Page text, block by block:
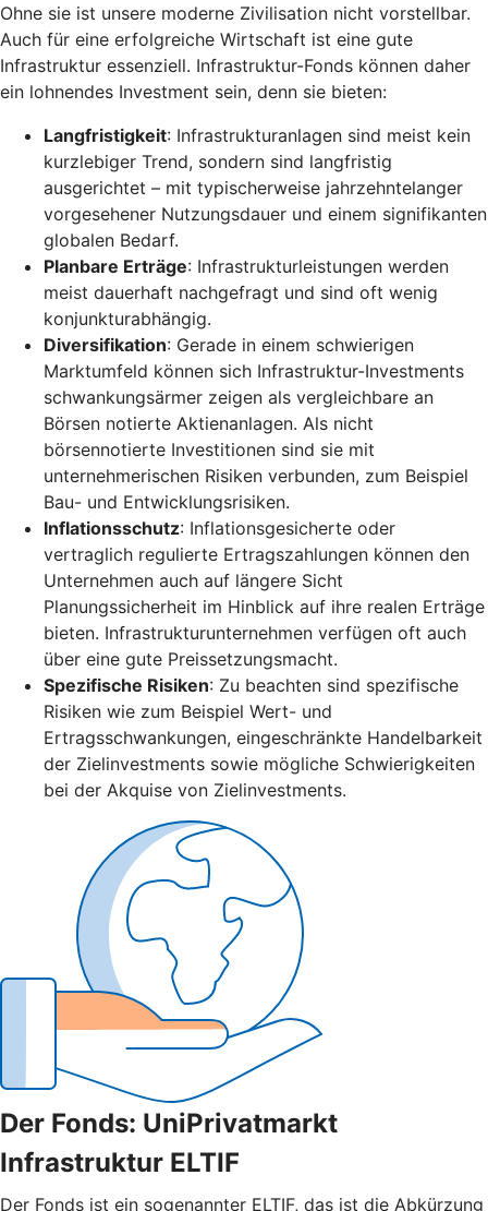
Ohne sie ist unsere moderne Zivilisation nicht vorstellbar.
Auch für eine erfolgreiche Wirtschaft ist eine gute
Infrastruktur essenziell. Infrastruktur-Fonds können daher
ein lohnendes Investment sein, denn sie bieten:
Langfristigkeit: Infrastrukturanlagen sind meist kein
kurzlebiger Trend, sondern sind langfristig
ausgerichtet – mit typischerweise jahrzehntelanger
vorgesehener Nutzungsdauer und einem signifikanten
globalen Bedarf.
Planbare Erträge: Infrastrukturleistungen werden
meist dauerhaft nachgefragt und sind oft wenig
konjunkturabhängig.
Diversifikation: Gerade in einem schwierigen
Marktumfeld können sich Infrastruktur-Investments
schwankungsärmer zeigen als vergleichbare an
Börsen notierte Aktienanlagen. Als nicht
börsennotierte Investitionen sind sie mit
unternehmerischen Risiken verbunden, zum Beispiel
Bau- und Entwicklungsrisiken.
Inflationsschutz: Inflationsgesicherte oder
vertraglich regulierte Ertragszahlungen können den
Unternehmen auch auf längere Sicht
Planungssicherheit im Hinblick auf ihre realen Erträge
bieten. Infrastrukturunternehmen verfügen oft auch
über eine gute Preissetzungsmacht.
Spezifische Risiken: Zu beachten sind spezifische
Risiken wie zum Beispiel Wert- und
Ertragsschwankungen, eingeschränkte Handelbarkeit
der Zielinvestments sowie mögliche Schwierigkeiten
bei der Akquise von Zielinvestments.
Der Fonds: UniPrivatmarkt
Infrastruktur ELTIF
Der Fonds ist ein sogenannter ELTIF, das ist die Abkürzung